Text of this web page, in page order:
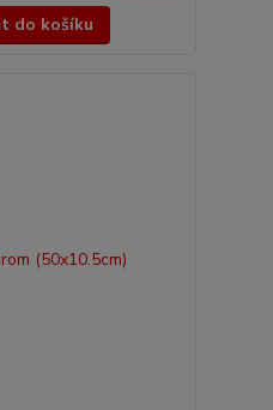
do košíku